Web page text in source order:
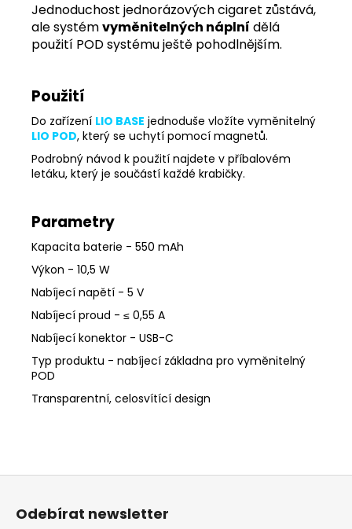
Jednoduchost jednorázových cigaret zůstává,
ale systémvyměnitelných náplní dělá
použití POD systému ještě pohodlnějším.
Použití
Do zařízení LIO BASE jednoduše vložíte vyměnitelný
LIO POD, který se uchytí pomocí magnetů.
Podrobný návod k použití najdete v příbalovém
letáku, který je součástí každé krabičky.
Parametry
Kapacita baterie - 550 mAh
Výkon - 10,5 W
Nabíjecí napětí - 5 V
Nabíjecí proud - ≤ 0,55 A
Nabíjecí konektor - USB-C
Typ produktu - nabíjecí základna pro vyměnitelný
POD
Transparentní, celosvítící design
Odebírat newsletter